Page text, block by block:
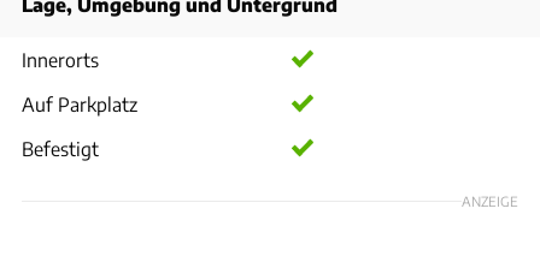
Innerorts
Auf Parkplatz
Befestigt
ANZEIGE